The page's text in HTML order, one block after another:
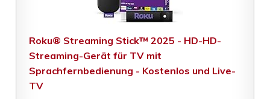
Roku® Streaming Stick™ 2025 - HD-HD-
Streaming-Gerät für TV mit
Sprachfernbedienung - Kostenlos und Live-
TV